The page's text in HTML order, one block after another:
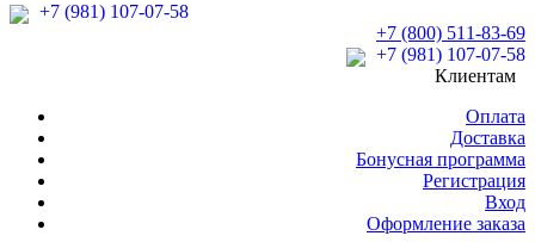
+7 (981) 107-07-58
+7 (800) 511-83-69
+7 (981) 107-07-58
Клиентам
Оплата
Доставка
Бонусная программа
Регистрация
Вход
Оформление заказа